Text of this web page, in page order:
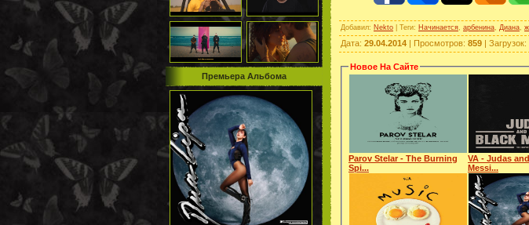
Премьера Альбома
Добавил: Nekto Теги: Начинается арбенина Диана
Дата: 29.04.2014 | Просмотров: 859 | Загрузок:
Новое На Сайте
Parov Stelar - The Burning
Spi...
VA - Judas
Messi...